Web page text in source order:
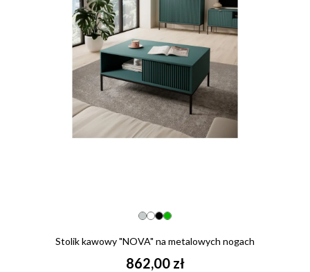
Stolik kawowy "NOVA" na metalowych nogach
862,00 zł